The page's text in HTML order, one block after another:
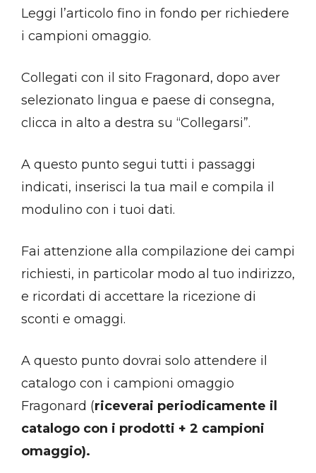
Leggi l’articolo fino in fondo per richiedere
i campioni omaggio.
Collegati con il sito Fragonard, dopo aver
selezionato lingua e paese di consegna,
clicca in alto a destra su “Collegarsi”.
A questo punto segui tutti i passaggi
indicati, inserisci la tua mail e compila il
modulino con i tuoi dati.
Fai attenzione alla compilazione dei campi
richiesti, in particolar modo al tuo indirizzo,
e ricordati di accettare la ricezione di
sconti e omaggi.
A questo punto dovrai solo attendere il
catalogo con i campioni omaggio
Fragonard (riceverai periodicamente il
catalogo con i prodotti + 2 campioni
omaggio).